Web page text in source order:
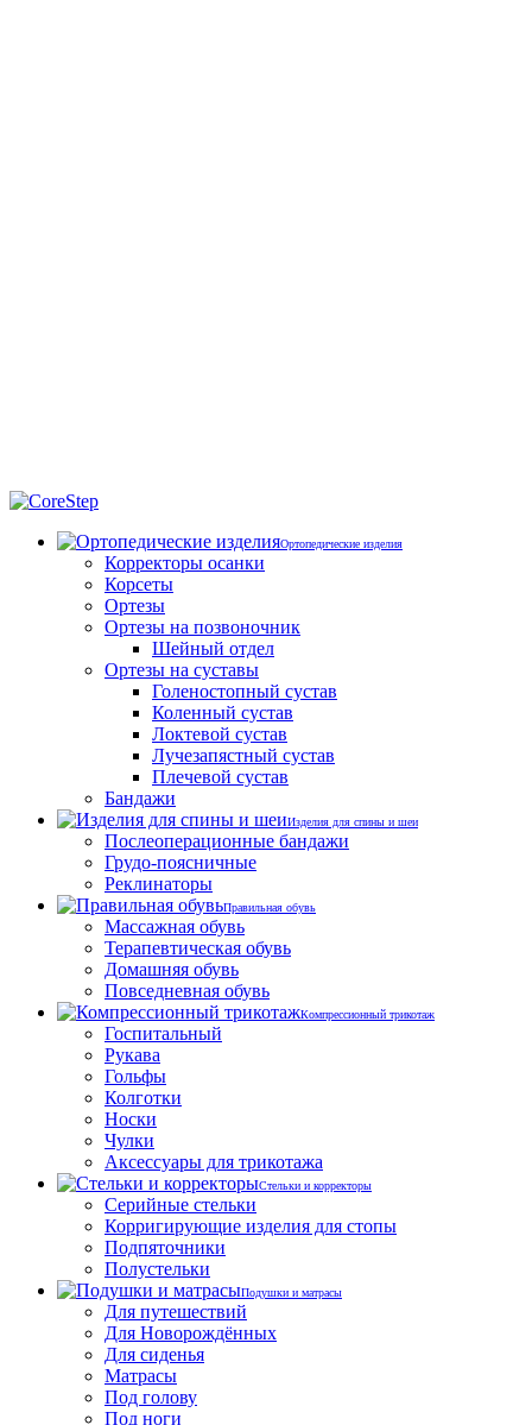
Ортопедические изделия
Корректоры осанки
Корсеты
Ортезы
Ортезы на позвоночник
Шейный отдел
Ортезы на суставы
Голеностопный сустав
Коленный сустав
Локтевой сустав
Лучезапястный сустав
Плечевой сустав
Бандажи
Изделия для спины и шеи
Послеоперационные бандажи
Грудо-поясничные
Реклинаторы
Правильная обувь
Массажная обувь
Терапевтическая обувь
Домашняя обувь
Повседневная обувь
Компрессионный трикотаж
Госпитальный
Рукава
Гольфы
Колготки
Носки
Чулки
Аксессуары для трикотажа
Стельки и корректоры
Серийные стельки
Корригирующие изделия для стопы
Подпяточники
Полустельки
Подушки и матрасы
Для путешествий
Для Новорождённых
Для сиденья
Матрасы
Под голову
Под ноги